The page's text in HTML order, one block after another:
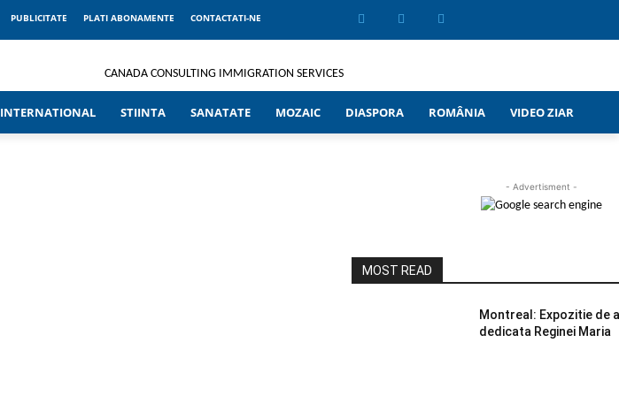
PUBLICITATE PLATI ABONAMENTE CONTACTATI-NE
INTERNATIONAL STIINTA SANATATE MOZAIC DIASPORA ROMÂNIA VIDEO ZIAR
- Advertisment -
MOST READ
Montreal: Expozitie de
dedicata Reginei Maria